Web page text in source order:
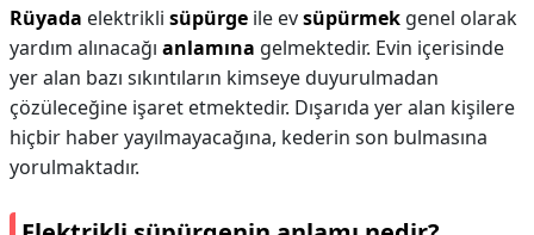
Rüyada elektrikli süpürge ile evsüpürmek genel olarak
yardım alınacağı anlamına gelmektedir. Evin içerisinde
yer alan bazı sıkıntıların kimseye duyurulmadan
çözüleceğine işaret etmektedir. Dışarıda yer alan kişilere
hiçbir haber yayılmayacağına, kederin son bulmasına
yorulmaktadır.